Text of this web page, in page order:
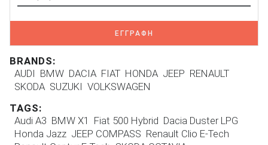
ΕΓΓΡΑΦΗ
BRANDS:
AUDI BMW DACIA FIAT HONDA JEEP RENAULT
SKODA SUZUKI VOLKSWAGEN
TAGS:
Audi A3 BMW X1 Fiat 500 Hybrid Dacia Duster LPG
Honda Jazz JEEP COMPASS Renault Clio E-Tech